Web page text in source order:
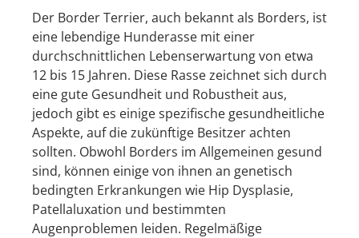
Der Border Terrier, auch bekannt als Borders, ist
eine lebendige Hunderasse mit einer
durchschnittlichen Lebenserwartung von etwa
12 bis 15 Jahren. Diese Rasse zeichnet sich durch
eine gute Gesundheit und Robustheit aus,
jedoch gibt es einige spezifische gesundheitliche
Aspekte, auf die zukünftige Besitzer achten
sollten. Obwohl Borders im Allgemeinen gesund
sind, können einige von ihnen an genetisch
bedingten Erkrankungen wie Hip Dysplasie,
Patellaluxation und bestimmten
Augenproblemen leiden. Regelmäßige